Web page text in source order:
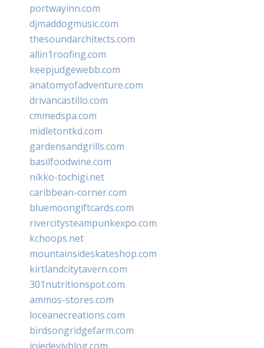
portwayinn.com
djmaddogmusic.com
thesoundarchitects.com
allin1roofing.com
keepjudgewebb.com
anatomyofadventure.com
drivancastillo.com
cmmedspa.com
midletontkd.com
gardensandgrills.com
basilfoodwine.com
nikko-tochigi.net
caribbean-corner.com
bluemoongiftcards.com
rivercitysteampunkexpo.com
kchoops.net
mountainsideskateshop.com
kirtlandcitytavern.com
301nutritionspot.com
ammos-stores.com
loceanecreations.com
birdsongridgefarm.com